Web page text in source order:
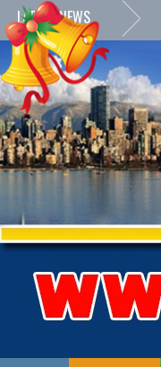
LATEST NEWS